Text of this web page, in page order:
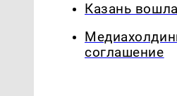
Казань
соглашение